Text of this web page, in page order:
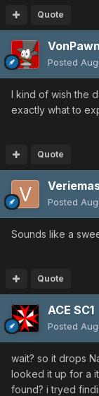
Quote
VonPawn
Posted
I kind of wish the
exactly what to
Quote
Posted
Sounds like a
Quote
ACE SC1
Posted
wait? so it drops
looked it up for a
found? i tryed